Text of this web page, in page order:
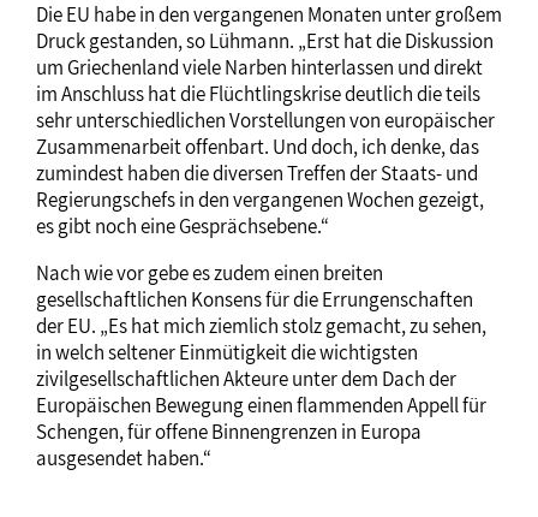
Die EU habe in den vergangenen Monaten unter großem
Druck gestanden, so Lühmann. „Erst hat die Diskussion
um Griechenland viele Narben hinterlassen und direkt
im Anschluss hat die Flüchtlingskrise deutlich die teils
sehr unterschiedlichen Vorstellungen von europäischer
Zusammenarbeit offenbart. Und doch, ich denke, das
zumindest haben die diversen Treffen der Staats- und
Regierungschefs in den vergangenen Wochen gezeigt,
es gibt noch eine Gesprächsebene.“
Nach wie vor gebe es zudem einen breiten
gesellschaftlichen Konsens für die Errungenschaften
der EU. „Es hat mich ziemlich stolz gemacht, zu sehen,
in welch seltener Einmütigkeit die wichtigsten
zivilgesellschaftlichen Akteure unter dem Dach der
Europäischen Bewegung einen flammenden Appell für
Schengen, für offene Binnengrenzen in Europa
ausgesendet haben.“